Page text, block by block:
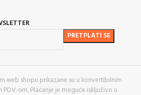
web shopu prikazane su u konvertibilnim
PDV-om. Plaćanje je moguće isključivo u